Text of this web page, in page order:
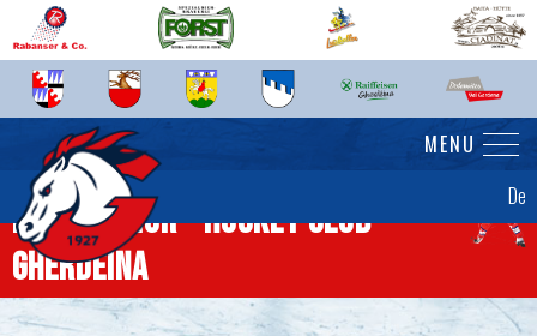
De
MENU
News Senior - Hockey Club
Gherdëina